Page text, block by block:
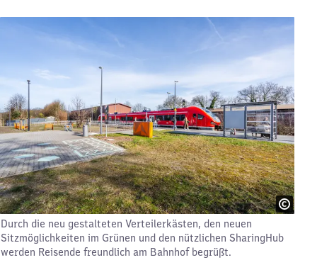
Durch die neu gestalteten Verteilerkästen, den neuen
Sitzmöglichkeiten im Grünen und den nützlichen SharingHub
werden Reisende freundlich am Bahnhof begrüßt.